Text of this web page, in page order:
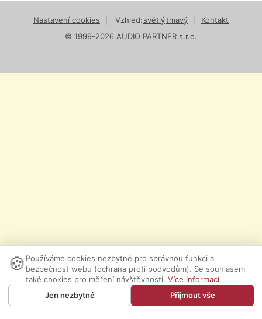
Nastavení cookies Vzhled:světlýtmavý
Kontakt
© 1999-2026 AUDIO PARTNER s.r.o.
🍪 Používáme cookies nezbytné pro správnou funkci a
bezpečnost webu (ochrana proti podvodům). Se souhlasem
také cookies pro měření návštěvnosti. Více informací
Jen nezbytné
Přijmout vše